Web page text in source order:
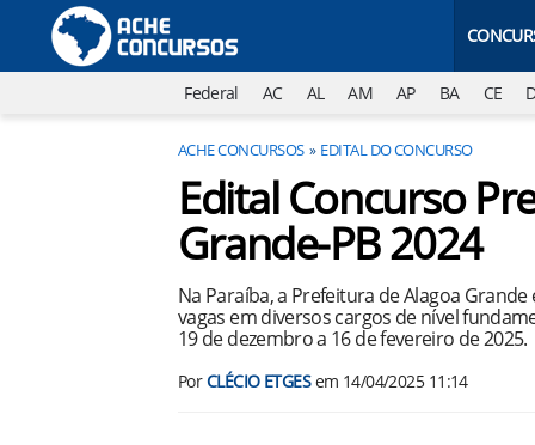
Federal AC AL AM AP BA CE
ACHE CONCURSOS EDITAL DO CONCURSO
Edital Concurso
Grande-PB 2024
Na Paraíba, a Prefeitura de Alagoa
vagas em diversos cargos de nível
19 de dezembro a 16 de fevereiro de 2025.
PorCLÉCIO ETGESem 14/04/2025 11:14